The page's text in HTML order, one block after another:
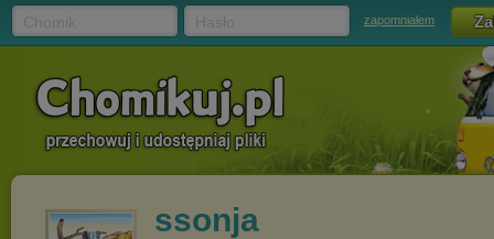
zapomniałem
ssonja